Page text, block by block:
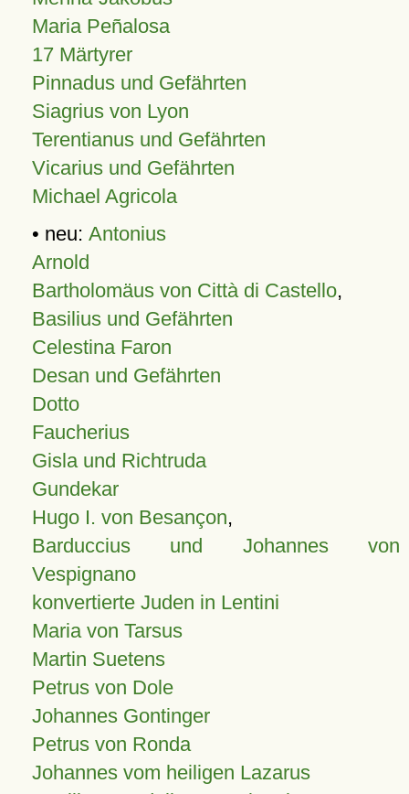
Maria Peñalosa
17 Märtyrer
Pinnadus und Gefährten
Siagrius von Lyon
Terentianus und Gefährten
Vicarius und Gefährten
Michael Agricola
• neu: Antonius
Arnold
Bartholomäus von Città di Castello,
Basilius und Gefährten
Celestina Faron
Desan und Gefährten
Dotto
Faucherius
Gisla und Richtruda
Gundekar
Hugo I. von Besançon,
Barduccius und Johannes von
Vespignano
konvertierte Juden in Lentini
Maria von Tarsus
Martin Suetens
Petrus von Dole
Johannes Gontinger
Petrus von Ronda
Johannes vom heiligen Lazarus